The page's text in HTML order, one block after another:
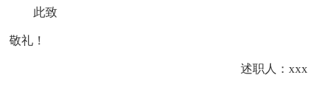
此致
敬礼！
述职人：xxx